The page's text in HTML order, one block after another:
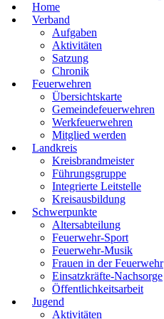
Home
Verband
Aufgaben
Aktivitäten
Satzung
Chronik
Feuerwehren
Übersichtskarte
Gemeindefeuerwehren
Werkfeuerwehren
Mitglied werden
Landkreis
Kreisbrandmeister
Führungsgruppe
Integrierte Leitstelle
Kreisausbildung
Schwerpunkte
Altersabteilung
Feuerwehr-Sport
Feuerwehr-Musik
Frauen in der Feuerwehr
Einsatzkräfte-Nachsorge
Öffentlichkeitsarbeit
Jugend
Aktivitäten